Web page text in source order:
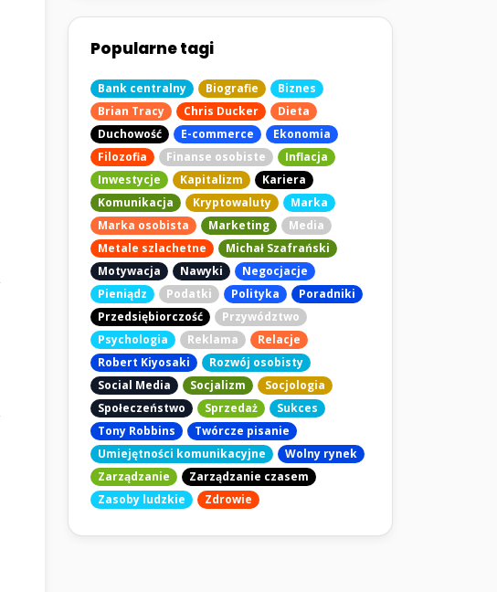
Popularne tagi
Bank centralny Biografie
Biznes
Brian Tracy
Chris Ducker
Dieta
Duchowość
E-commerce
Ekonomia
Filozofia
Finanse osobiste
Inflacja
Inwestycje
Kapitalizm
Kariera
Komunikacja
Kryptowaluty
Marka
Marka osobista
Marketing
Media
Metale szlachetne
Michał Szafrański
Motywacja
Nawyki
Negocjacje
Pieniądz
Podatki Polityka
Poradniki
Przedsiębiorczość
Przywództwo
Psychologia
Reklama
Relacje
Robert Kiyosaki
Rozwój osobisty
Social Media
Socjalizm
Socjologia
Społeczeństwo
Sprzedaż
Sukces
Tony Robbins
Twórcze pisanie
Umiejętności komunikacyjne
Wolny rynek
Zarządzanie
Zarządzanie czasem
Zasoby ludzkie
Zdrowie